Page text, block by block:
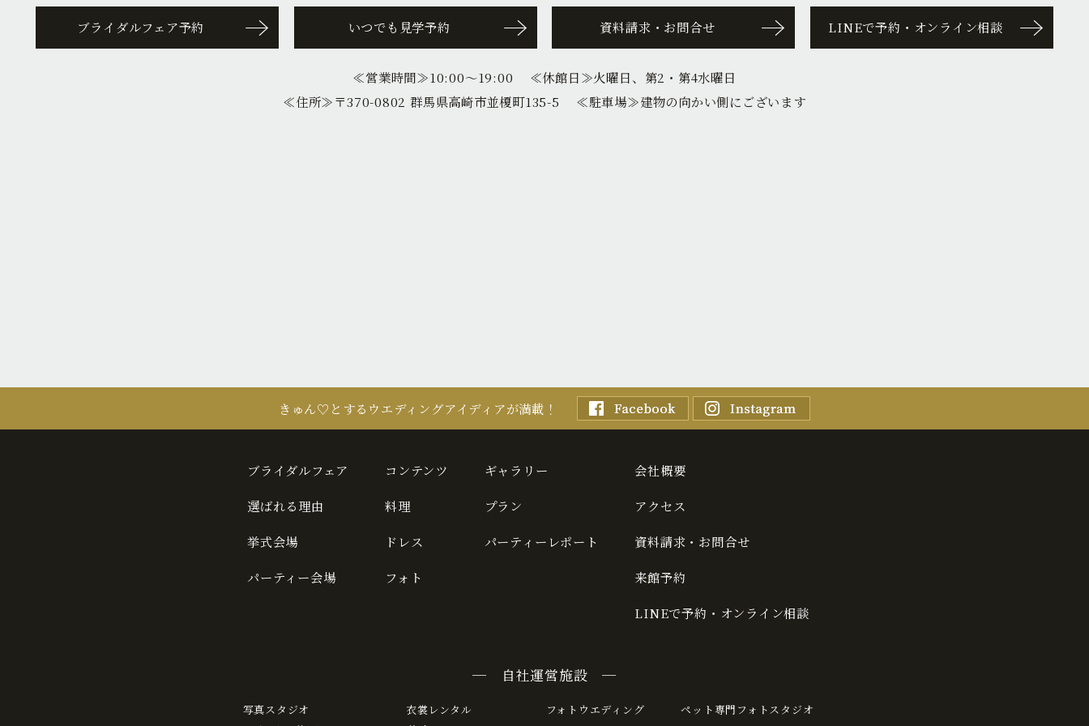
ブライダルフェア予約 いつでも見学予約 資料請求・お問合せ LINEで予約・オンライン相談
≪営業時間≫10:00〜19:00 ≪休館日≫火曜日、第2・第4水曜日
≪住所≫〒370-0802 群馬県高崎市並榎町135-5 ≪駐車場≫建物の向かい側にございます
きゅん♡とするウエディングアイディアが満載！
ブライダルフェア
選ばれる理由
挙式会場
パーティー会場
コンテンツ
料理
ドレス
フォト
ギャラリー
プラン
パーティーレポート
会社概要
アクセス
資料請求・お問合せ
来館予約
LINEで予約・オンライン相談
─ 自社運営施設 ─
写真スタジオ 衣裳レンタル フォトウエディング ペット専門フォトスタジオ